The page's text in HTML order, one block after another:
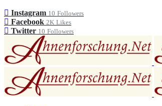
Instagram 10 Followers
Facebook 2K Likes
Twitter 10 Followers